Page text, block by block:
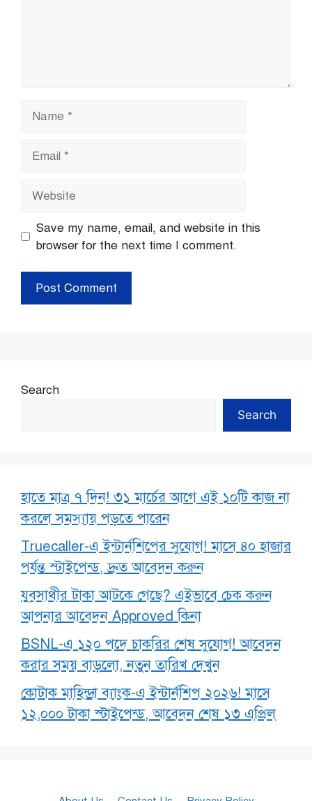
Save my name, email, and website in this
browser for the next time I comment.
Search
Search
হাতে মাত্র ৭ দিন! ৩১ মার্চের আগে এই ১০টি কাজ না
করলে সমস্যায় পড়তে পারেন
Truecaller-এ ইন্টার্নশিপের সুযোগ! মাসে ৪০ হাজার
পর্যন্ত স্টাইপেন্ড, দ্রুত আবেদন করুন
যুবসাথীর টাকা আটকে গেছে? এইভাবে চেক করুন
আপনার আবেদন Approved কিনা
BSNL-এ ১২০ পদে চাকরির শেষ সুযোগ! আবেদন
করার সময় বাড়লো, নতুন তারিখ দেখুন
কোটাক মাহিন্দ্রা ব্যাংক-এ ইন্টার্নশিপ ২০২৬! মাসে
১২,০০০ টাকা স্টাইপেন্ড, আবেদন শেষ ১৩ এপ্রিল